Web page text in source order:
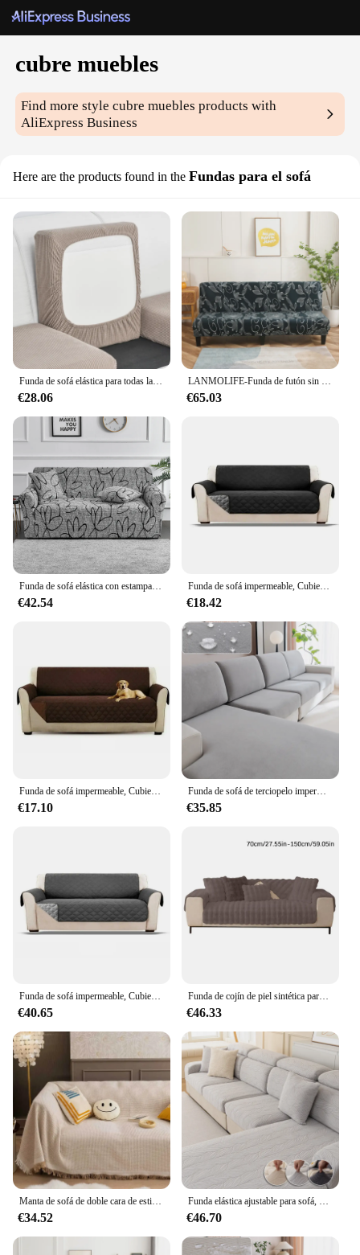
cubre muebles
Find more stylecubre muebles products with
AliExpress Business
Here are the products found in the Fundas para el sofá
Funda de sofá elástica para todas las estaciones, cubierta de cojín de asiento, sombrero de energía, todo incluido, Universal
€28.06
LANMOLIFE-Funda de futón sin brazos para sofá cama, cubierta elástica plegable con parte inferior elástica, estampada, ajustada
€65.03
Funda de sofá elástica con estampado de flores, Protector de muebles de LICRA antisuciedad para dormitorio, oficina, sala de estar, decoración del hogar, 1 unidad
€42.54
Funda de sofá impermeable, Cubierta acolchada antidesgaste para perro, mascota, niños, sillón reclinable, fundas para muebles, protección de 1/2/3 asientos
€18.42
Funda de sofá impermeable, Cubierta acolchada antidesgaste para perro, mascota, niños, sillón reclinable, fundas para muebles, protección de 1/2/3 asientos
€17.10
Funda de sofá de terciopelo impermeable, cubierta elástica ajustable para asiento de sofá, compatible con mascotas, 1, 2, 3, 4 asientos, fundas de sofá seccionales en l
€35.85
Funda de sofá impermeable, Cubierta acolchada antidesgaste para perro, mascota, niños, sillón reclinable, fundas para muebles, protección de 1/2/3 asientos
€40.65
Funda de cojín de piel sintética para sofá, Protector de muebles lavable a máquina para perros, niños y mascotas
€46.33
€34.52 €46.70